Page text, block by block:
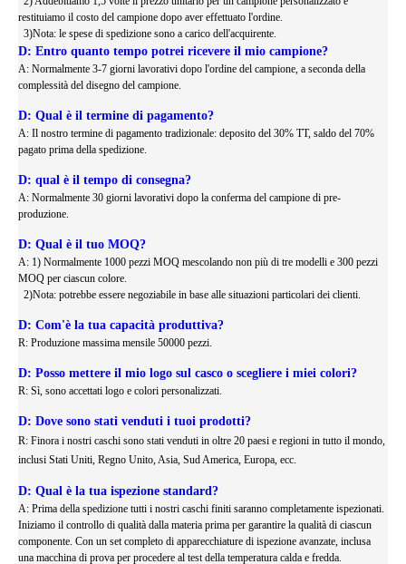
restituiamo il costo del campione dopo aver effettuato l'ordine.
3)Nota: le spese di spedizione sono a carico dell'acquirente.
D: Entro quanto tempo potrei ricevere il mio campione?
A: Normalmente 3-7 giorni lavorativi dopo l'ordine del campione, a seconda della
complessità del disegno del campione.
D: Qual è il termine di pagamento?
A: Il nostro termine di pagamento tradizionale: deposito del 30% TT, saldo del 70%
pagato prima della spedizione.
D: qual è il tempo di consegna?
A: Normalmente 30 giorni lavorativi dopo la conferma del campione di pre-
produzione.
D: Qual è il tuo MOQ?
A: 1) Normalmente 1000 pezzi MOQ mescolando non più di tre modelli e 300 pezzi
MOQ per ciascun colore.
2)Nota: potrebbe essere negoziabile in base alle situazioni particolari dei clienti.
D: Com'è la tua capacità produttiva?
R: Produzione massima mensile 50000 pezzi.
D: Posso mettere il mio logo sul casco o scegliere i miei colori?
R: Sì, sono accettati logo e colori personalizzati.
D: Dove sono stati venduti i tuoi prodotti?
R: Finora i nostri caschi sono stati venduti in oltre 20 paesi e regioni in tutto il mondo,
inclusi Stati Uniti, Regno Unito, Asia, Sud America, Europa, ecc.
D: Qual è la tua ispezione standard?
A: Prima della spedizione tutti i nostri caschi finiti saranno completamente ispezionati.
Iniziamo il controllo di qualità dalla materia prima per garantire la qualità di ciascun
componente. Con un set completo di apparecchiature di ispezione avanzate, inclusa
una macchina di prova per procedere al test della temperatura calda e fredda.